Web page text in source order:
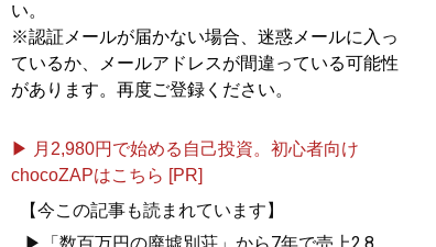
い。
※認証メールが届かない場合、迷惑メールに入っ
ているか、メールアドレスが間違っている可能性
があります。再度ご登録ください。
▶ 月2,980円で始める自己投資。初心者向け
chocoZAPはこちら [PR]
【今この記事も読まれています】